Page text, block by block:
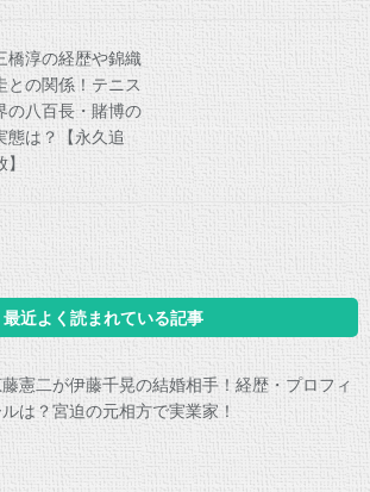
橋淳の経歴や錦織
との関係！テニス
の八百長・賭博の
態は？【永久追
】
最近よく読まれている記事
憲二が伊藤千晃の結婚相手！経歴・プロフィ
は？宮迫の元相方で実業家！